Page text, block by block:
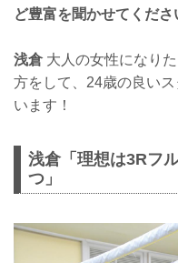
ど豊富を聞かせてくださ
浅倉大人の女性になり
方をして、24歳の良い
います！
浅倉「理想は3Rフ
つ」